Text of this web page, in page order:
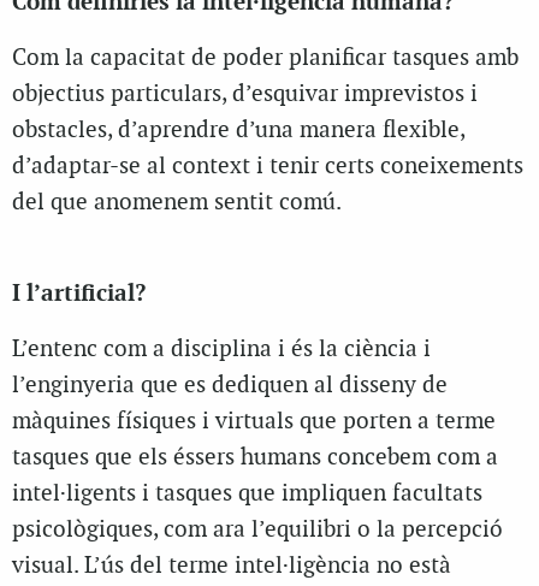
Com la capacitat de poder planificar tasques amb
objectius particulars, d’esquivar imprevistos i
obstacles, d’aprendre d’una manera flexible,
d’adaptar-se al context i tenir certs coneixements
del que anomenem sentit comú.
I l’artificial?
L’entenc com a disciplina i és la ciència i
l’enginyeria que es dediquen al disseny de
màquines físiques i virtuals que porten a terme
tasques que els éssers humans concebem com a
intel·ligents i tasques que impliquen facultats
psicològiques, com ara l’equilibri o la percepció
visual. L’ús del terme intel·ligència no està